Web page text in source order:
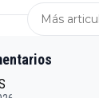
Más